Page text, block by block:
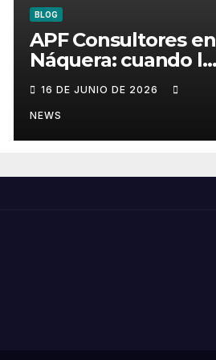
BLOG
APF Consultores en
Náquera: cuando la
fiscalidad deja de
ser un problema
16 DE JUNIO DE 2026
NEWS